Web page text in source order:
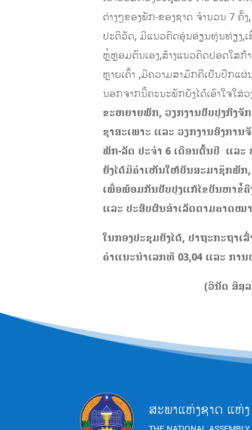
ຕ່າງໆຂອງພັກ-ຂອງຊາດ ຈໍານວນ 7 ຄັ້
ປະຕິວັດ, ມີແນວຄິດອຸ່ນອ່ຽນທຸ່ນທ່ຽງ,
ຫຼໍ່ຫຼອມຕົນເອງ,ສ້າງແນວຄິດປອດໃສກ້
ຫຼາຍເຄົ້າ ,ມີຄວາມສາມັກຄີເປັນປຶກແ
ນອກຈາກນີ້ຄະນະພັກຍັງໄດ້ເອົາໃຈໃສ່
ຂະຫຍາຍພັກ, ວຽກງານປັບປຸງກົງ
ຊາສະເພາະ ແລະ ວຽກງານອົງກາ
ພັກ-ລັດ ປະຈໍາ 6 ເດືອນຕົ້ນປີ ແລະ
ຍັງໄດ້ມີຄໍາເຫັນໃຫ້ບັນສະມາຊິກພັ
ເພື່ອພ້ອມກັນປັບປຸງແກ້ໄຂບັນຫາຂໍ້
ແລະ ປະສົບຜົນສໍາເລັດຕາມຄາດໝ
ໃນກອງປະຊຸມຍັງໄດ້,​ ປາຖະກະຖາເ
ຄໍາແນະນໍາເລກທີ 03,04 ແລະ ກາ
(ວິນັດ ສີສຸລາ
ສະພາແຫ່ງຊາດ ແຫ່